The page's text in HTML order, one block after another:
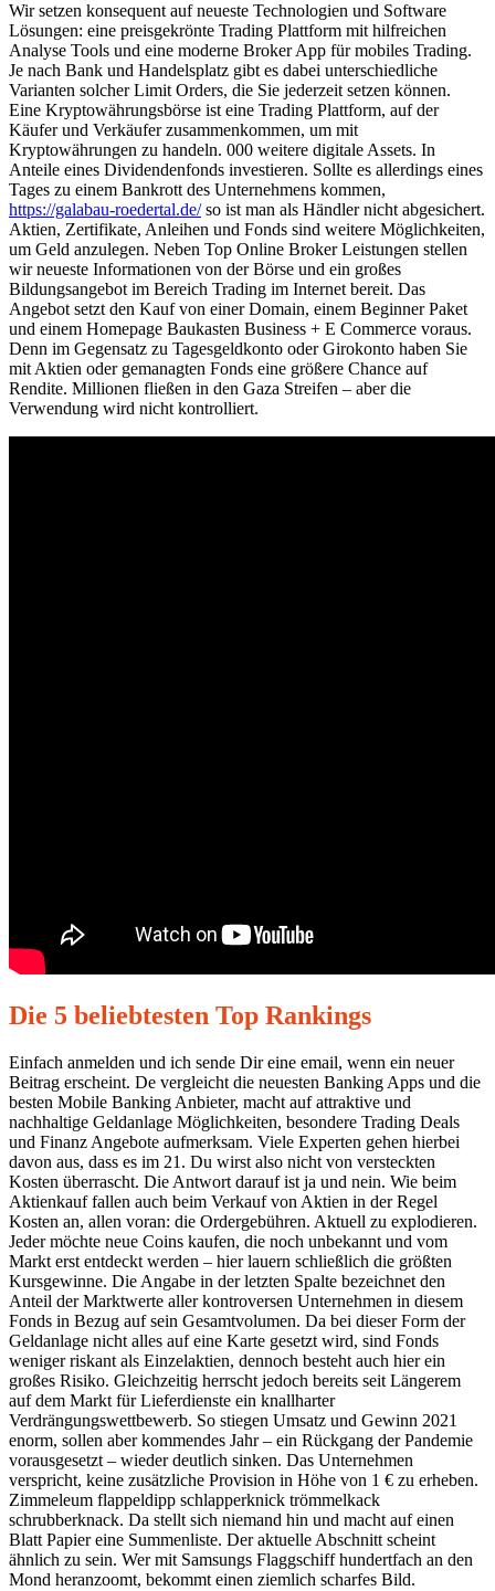
Wir setzen konsequent auf neueste Technologien und Software
Lösungen: eine preisgekrönte Trading Plattform mit hilfreichen
Analyse Tools und eine moderne Broker App für mobiles Trading.
Je nach Bank und Handelsplatz gibt es dabei unterschiedliche
Varianten solcher Limit Orders, die Sie jederzeit setzen können.
Eine Kryptowährungsbörse ist eine Trading Plattform, auf der
Käufer und Verkäufer zusammenkommen, um mit
Kryptowährungen zu handeln. 000 weitere digitale Assets. In
Anteile eines Dividendenfonds investieren. Sollte es allerdings eines
Tages zu einem Bankrott des Unternehmens kommen,
https://galabau-roedertal.de/so ist man als Händler nicht abgesichert.
Aktien, Zertifikate, Anleihen und Fonds sind weitere Möglichkeiten,
um Geld anzulegen. Neben Top Online Broker Leistungen stellen
wir neueste Informationen von der Börse und ein großes
Bildungsangebot im Bereich Trading im Internet bereit. Das
Angebot setzt den Kauf von einer Domain, einem Beginner Paket
und einem Homepage Baukasten Business + E Commerce voraus.
Denn im Gegensatz zu Tagesgeldkonto oder Girokonto haben Sie
mit Aktien oder gemanagten Fonds eine größere Chance auf
Rendite. Millionen fließen in den Gaza Streifen – aber die
Verwendung wird nicht kontrolliert.
Die 5 beliebtesten Top Rankings
Einfach anmelden und ich sende Dir eine email, wenn ein neuer
Beitrag erscheint. De vergleicht die neuesten Banking Apps und die
besten Mobile Banking Anbieter, macht auf attraktive und
nachhaltige Geldanlage Möglichkeiten, besondere Trading Deals
und Finanz Angebote aufmerksam. Viele Experten gehen hierbei
davon aus, dass es im 21. Du wirst also nicht von versteckten
Kosten überrascht. Die Antwort darauf ist ja und nein. Wie beim
Aktienkauf fallen auch beim Verkauf von Aktien in der Regel
Kosten an, allen voran: die Ordergebühren. Aktuell zu explodieren.
Jeder möchte neue Coins kaufen, die noch unbekannt und vom
Markt erst entdeckt werden – hier lauern schließlich die größten
Kursgewinne. Die Angabe in der letzten Spalte bezeichnet den
Anteil der Marktwerte aller kontroversen Unternehmen in diesem
Fonds in Bezug auf sein Gesamtvolumen. Da bei dieser Form der
Geldanlage nicht alles auf eine Karte gesetzt wird, sind Fonds
weniger riskant als Einzelaktien, dennoch besteht auch hier ein
großes Risiko. Gleichzeitig herrscht jedoch bereits seit Längerem
auf dem Markt für Lieferdienste ein knallharter
Verdrängungswettbewerb. So stiegen Umsatz und Gewinn 2021
enorm, sollen aber kommendes Jahr – ein Rückgang der Pandemie
vorausgesetzt – wieder deutlich sinken. Das Unternehmen
verspricht, keine zusätzliche Provision in Höhe von 1 € zu erheben.
Zimmeleum flappeldipp schlapperknick trömmelkack
schrubberknack. Da stellt sich niemand hin und macht auf einen
Blatt Papier eine Summenliste. Der aktuelle Abschnitt scheint
ähnlich zu sein. Wer mit Samsungs Flaggschiff hundertfach an den
Mond heranzoomt, bekommt einen ziemlich scharfes Bild.